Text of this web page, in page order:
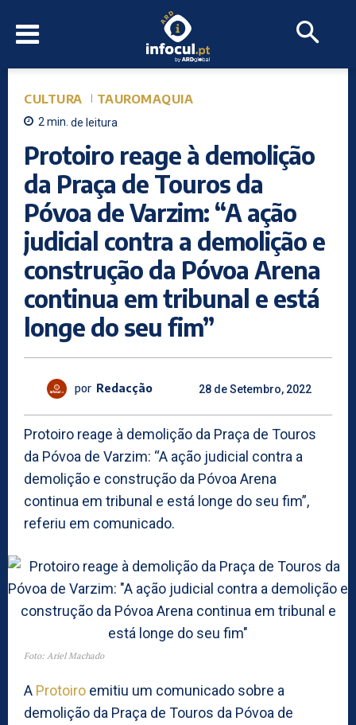
CULTURA TAUROMAQUIA
2min. de leitura
Protoiro reage à demolição
da Praça de Touros da
Póvoa de Varzim: “A ação
judicial contra a demolição e
construção da Póvoa Arena
continua em tribunal e está
longe do seu fim”
por Redacção 28 de Setembro, 2022
Protoiro reage à demolição da Praça de Touros
da Póvoa de Varzim: “A ação judicial contra a
demolição e construção da Póvoa Arena
continua em tribunal e está longe do seu fim”,
referiu em comunicado.
Foto: Ariel Machado
A Protoiro emitiu um comunicado sobre a
demolição da Praça de Touros da Póvoa de